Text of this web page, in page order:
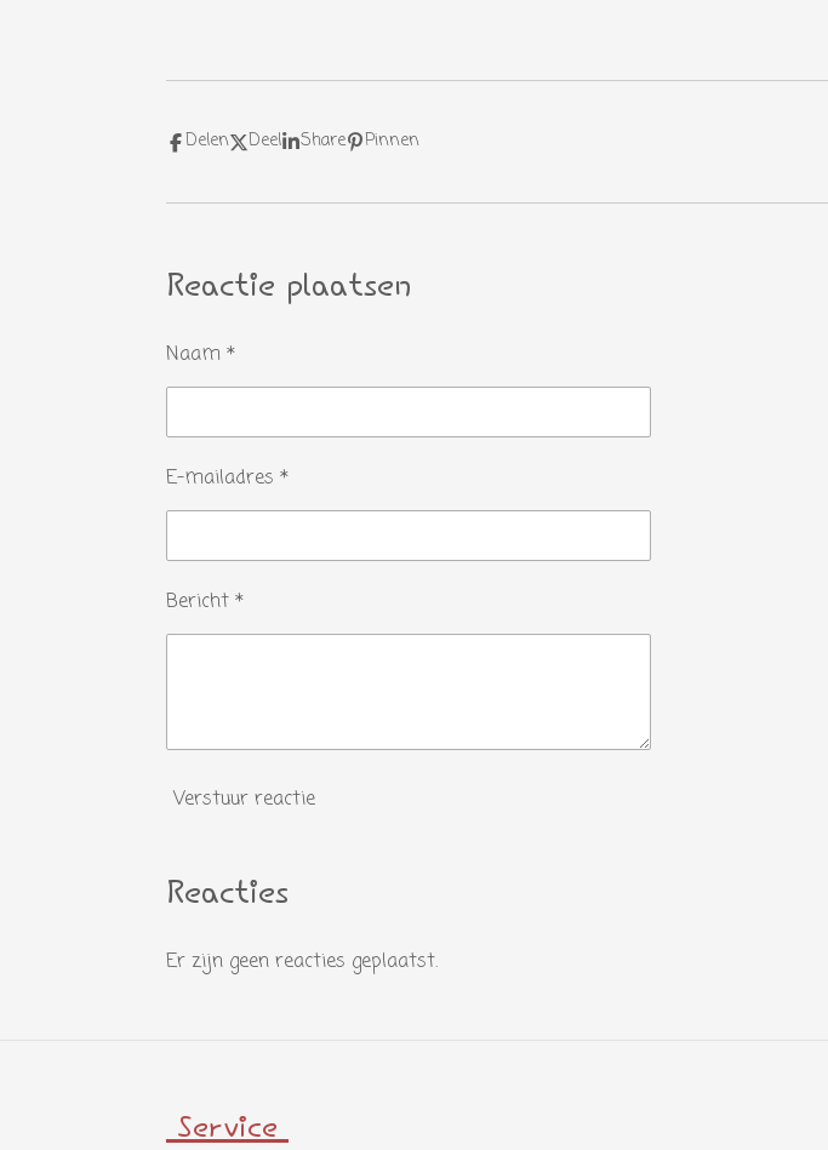
Delen Deel Share Pinnen
Reactie plaatsen
Naam *
E-mailadres *
Bericht *
Verstuur reactie
Reacties
Er zijn geen reacties geplaatst.
Service